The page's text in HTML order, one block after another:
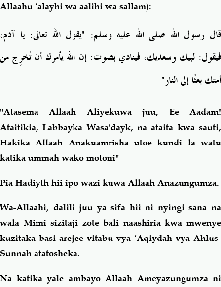
Allaahu ‘alayhi wa aalihi wa sallam):
ﻗﺎﻝ ﺭﺳﻮﻝ ﺍﻟﻠﻪ ﺻﻠﻰ ﺍﻟﻠﻪ ﻋﻠﻴﻪ ﻭﺳﻠﻢ: "ﻳﻘﻮﻝ ﺍﻟﻠﻪ ﺗﻌﺎﻟﻰ: ﻳﺎ ﺁﺩﻡ،
ﻓﻴﻘﻮﻝ: ﻟﺒﻴﻚ ﻭﺳﻌﺪﻳﻚ، ﻓﻴﻨﺎﺩﻱ ﺑﺼﻮﺕ: ﺇﻥ ﺍﻟﻠﻪ ﻳﺄﻣﺮﻙ ﺃﻥ ﺗُﺨﺮِﺝ ﻣﻦ
ﺃﻣﺘﻚ ﺑﻌﺜًﺎ ﺇﻟﻰ ﺍﻟﻨﺎﺭ"
"Atasema Allaah Aliyekuwa juu, Ee Aadam!
Ataitikia, Labbayka Wasa'dayk, na ataita kwa sauti,
Hakika Allaah Anakuamrisha utoe kundi la watu
katika ummah wako motoni"
Pia Hadiyth hii ipo wazi kuwa Allaah Anazungumza.
Wa-Allaahi, dalili juu ya sifa hii ni nyingi sana na
wala Mimi sizitaji zote bali naashiria kwa mwenye
kuzitaka basi arejee vitabu vya ‘Aqiydah vya Ahlus-
Sunnah atatosheka.
Na katika yale ambayo Allaah Ameyazungumza ni